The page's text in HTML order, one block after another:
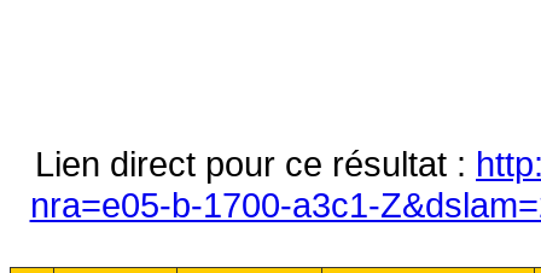
Lien direct pour ce résultat :
nra=e05-b-1700-a3c1-